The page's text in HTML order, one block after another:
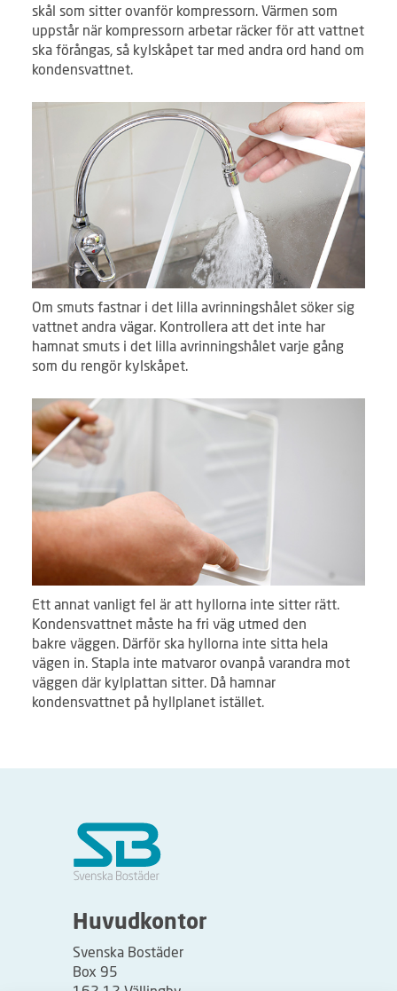
skål som sitter ovanför kompressorn. Värmen som
uppstår när kompressorn arbetar räcker för att vattnet
ska förångas, så kylskåpet tar med andra ord hand om
kondensvattnet.
Om smuts fastnar i det lilla avrinningshålet söker sig
vattnet andra vägar. Kontrollera att det inte har
hamnat smuts i det lilla avrinningshålet varje gång
som du rengör kylskåpet.
Ett annat vanligt fel är att hyllorna inte sitter rätt.
Kondensvattnet måste ha fri väg utmed den
bakre väggen. Därför ska hyllorna inte sitta hela
vägen in. Stapla inte matvaror ovanpå varandra mot
väggen där kylplattan sitter. Då hamnar
kondensvattnet på hyllplanet istället.
Huvudkontor
Svenska Bostäder
Box 95